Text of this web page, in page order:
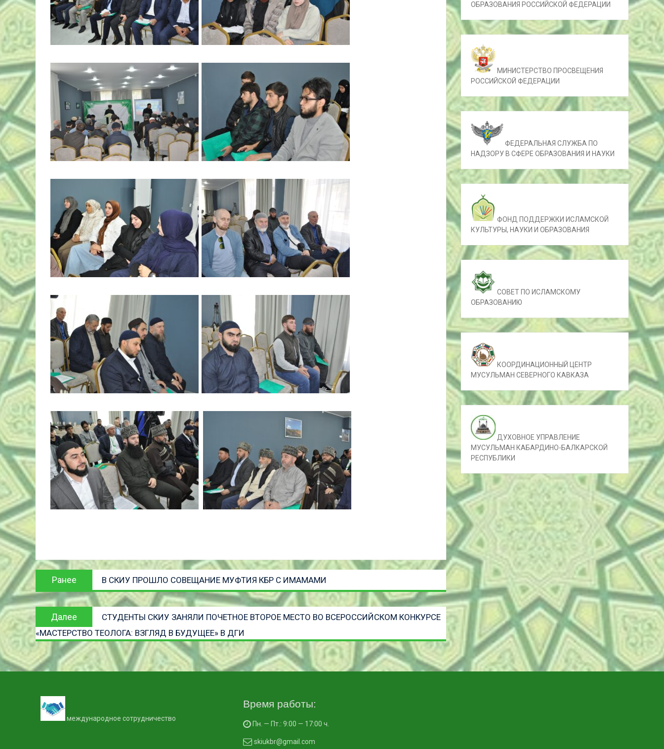
Навигация
записям
Ранее
Предыдущая
запись:
В СКИУ ПРОШЛО СОВЕЩАНИЕ МУФТИЯ КБР С ИМАМАМИ
Далее
Следующая
запись
СТУДЕНТЫ СКИУ ЗАНЯЛИ ПОЧЕТНОЕ ВТОРОЕ МЕСТО ВО ВСЕРОССИЙСКОМ КОНКУРСЕ
«МАСТЕРСТВО ТЕОЛОГА: ВЗГЛЯД В БУДУЩЕЕ» В ДГИ
ОБРАЗОВАНИЯ РОССИЙСКОЙ ФЕДЕРАЦИИ
МИНИСТЕРСТВО ПРОСВЕЩЕНИЯ
РОССИЙСКОЙ ФЕДЕРАЦИИ
ФЕДЕРАЛЬНАЯ СЛУЖБА ПО
НАДЗОРУ В СФЕРЕ ОБРАЗОВАНИЯ И НАУКИ
ФОНД ПОДДЕРЖКИ ИСЛАМСКОЙ
КУЛЬТУРЫ, НАУКИ И ОБРАЗОВАНИЯ
СОВЕТ ПО ИСЛАМСКОМУ
ОБРАЗОВАНИЮ
КООРДИНАЦИОННЫЙ ЦЕНТР
МУСУЛЬМАН СЕВЕРНОГО КАВКАЗА
ДУХОВНОЕ УПРАВЛЕНИЕ
МУСУЛЬМАН КАБАРДИНО-БАЛКАРСКОЙ
РЕСПУБЛИКИ
международное сотрудничество
Время работы:
Пн. — Пт.: 9:00 — 17:00 ч.
skiukbr@gmail.com